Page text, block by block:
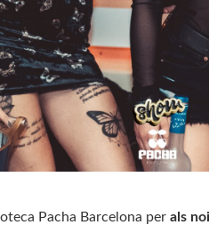
Pacha Barcelona per als